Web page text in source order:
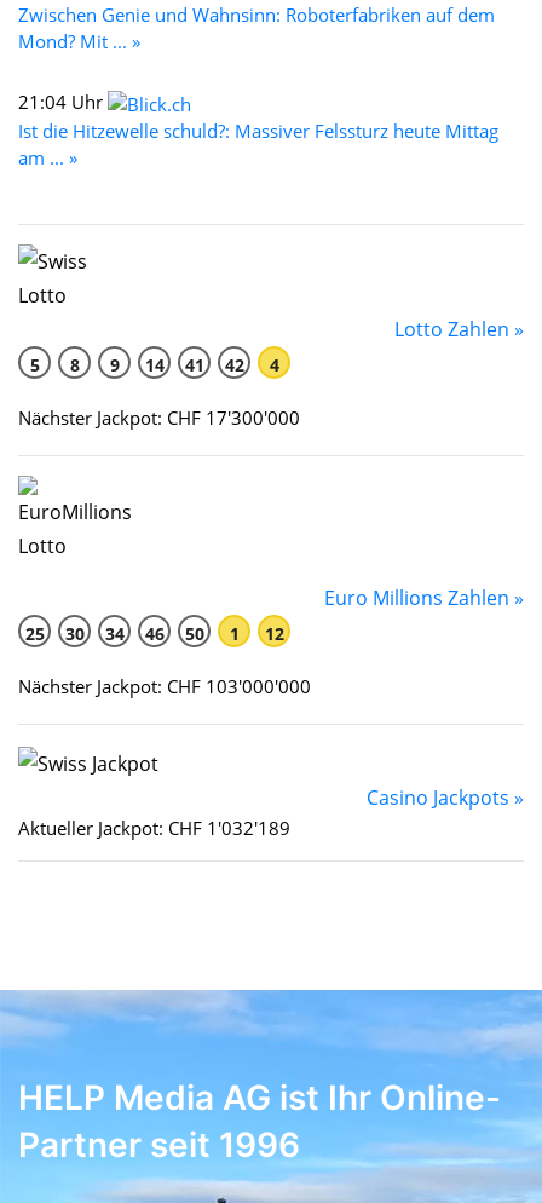
Zwischen Genie und Wahnsinn: Roboterfabriken auf dem
Mond? Mit ... »
21:04 Uhr
Ist die Hitzewelle schuld?: Massiver Felssturz heute Mittag
am ... »
Lotto Zahlen »
5 8 9 14 41 42 4
Nächster Jackpot: CHF 17'300'000
Euro Millions Zahlen »
25 30 34 46 50 1 12
Nächster Jackpot: CHF 103'000'000
Casino Jackpots »
Aktueller Jackpot: CHF 1'032'189
HELP Media AG ist Ihr Online-
Partner seit 1996